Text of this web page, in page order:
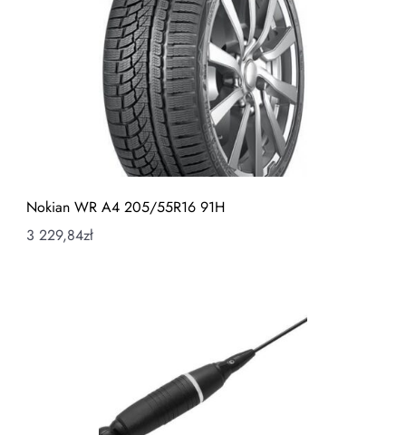
Nokian WR A4 205/55R16 91H
3 229,84zł